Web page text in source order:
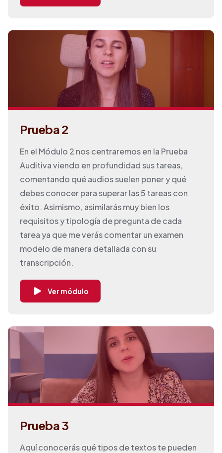
Prueba 2
En el Módulo 2 nos centraremos en la Prueba
Auditiva viendo en profundidad sus tareas,
comentando qué audios suelen poner y qué
debes conocer para superar las 5 tareas con
éxito. Asimismo, asimilarás muy bien los
requisitos y tipología de pregunta de cada
tarea ya que me verás comentar un examen
modelo de manera detallada con su
transcripción.
Ver módulo
Prueba 3
Aquí conocerás qué tipos de textos te pueden